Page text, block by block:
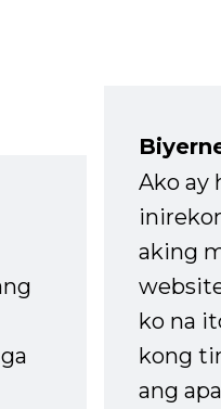
Ako ay
aking
ko na
kong
ang